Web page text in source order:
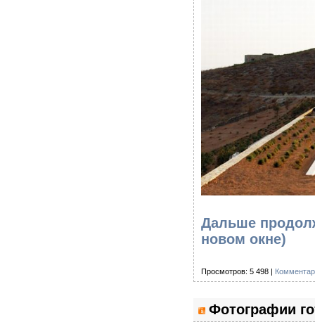
Дальше
новом окне)
Просмотров: 5 498 |
Фотографии